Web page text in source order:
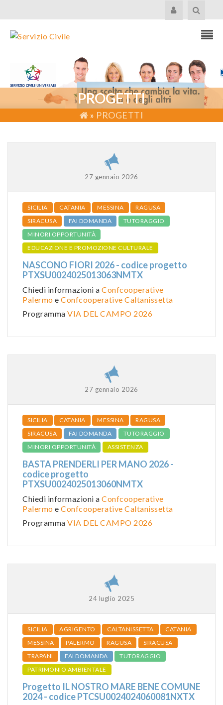
PROGETTI
» PROGETTI
27 gennaio 2026
SICILIA CATANIA MESSINA
RAGUSA
SIRACUSA
FAI DOMANDA
TUTORAGGIO
MINORI OPPORTUNITÀ
EDUCAZIONE E PROMOZIONE CULTURALE
NASCONO FIORI 2026 - codice progetto
PTXSU0024025013063NMTX
Chiedi informazioni a Confcooperative
Palermo e Confcooperative Caltanissetta
Programma VIA DEL CAMPO 2026
27 gennaio 2026
SICILIA CATANIA MESSINA
RAGUSA
SIRACUSA
FAI DOMANDA
TUTORAGGIO
MINORI OPPORTUNITÀ
ASSISTENZA
BASTA PRENDERLI PER MANO 2026 -
codice progetto
PTXSU0024025013060NMTX
Chiedi informazioni a Confcooperative
Palermo e Confcooperative Caltanissetta
Programma VIA DEL CAMPO 2026
24 luglio 2025
SICILIA AGRIGENTO CALTANISSETTA
CATANIA
MESSINA
PALERMO RAGUSA
SIRACUSA
TRAPANI
FAI DOMANDA
TUTORAGGIO
PATRIMONIO AMBIENTALE
Progetto IL NOSTRO MARE BENE COMUNE
2024 - codice PTCSU0024024060081NXTX